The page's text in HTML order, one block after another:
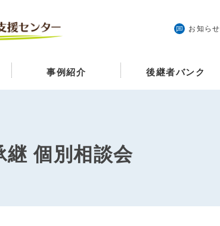
事例紹介 後継者バンク
お知らせ
継 個別相談会